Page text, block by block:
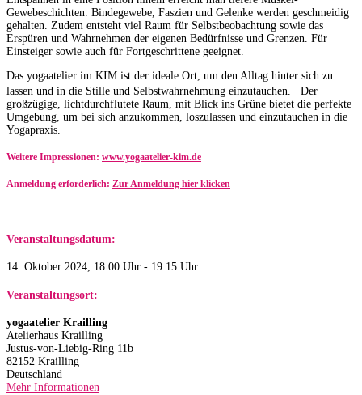
Gewebeschichten. Bindegewebe, Faszien und Gelenke werden geschmeidig
gehalten. Zudem entsteht viel Raum für Selbstbeobachtung sowie das
Erspüren und Wahrnehmen der eigenen Bedürfnisse und Grenzen. Für
Einsteiger sowie auch für Fortgeschrittene geeignet.
Das yogaatelier im KIM ist der ideale Ort, um den Alltag hinter sich zu
lassen und in die Stille und Selbstwahrnehmung einzutauchen. Der
großzügige, lichtdurchflutete Raum, mit Blick ins Grüne bietet die perfekte
Umgebung, um bei sich anzukommen, loszulassen und einzutauchen in die
Yogapraxis.
Weitere Impressionen: www.yogaatelier-kim.de​
Anmeldung erforderlich: Zur Anmeldung hier klicken
Veranstaltungsdatum:
14. Oktober 2024, 18:00 Uhr - 19:15 Uhr
Veranstaltungsort:
yogaatelier Krailling
Atelierhaus Krailling
Justus-von-Liebig-Ring 11b
82152 Krailling
Deutschland
Mehr Informationen